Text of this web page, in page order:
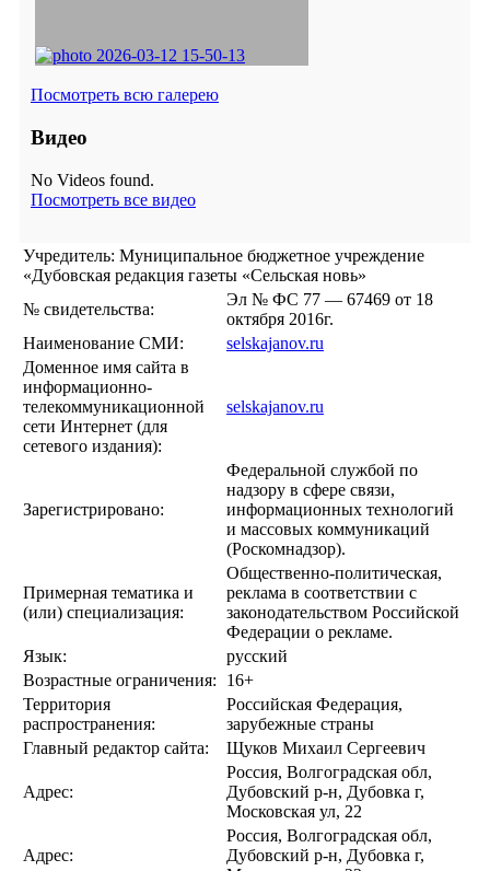
Посмотреть всю галерею
Видео
No Videos found.
Посмотреть все видео
Учредитель: Муниципальное бюджетное учреждение
«Дубовская редакция газеты «Сельская новь»
№ свидетельства:
Эл № ФС 77 — 67469 от 18
октября 2016г.
Наименование СМИ:
selskajanov.ru
Доменное имя сайта в
информационно-
телекоммуникационной
сети Интернет (для
сетевого издания):
selskajanov.ru
Зарегистрировано:
Федеральной службой по
надзору в сфере связи,
информационных технологий
и массовых коммуникаций
(Роскомнадзор).
Примерная тематика и
(или) специализация:
Общественно-политическая,
реклама в соответствии с
законодательством Российской
Федерации о рекламе.
Язык:
русский
Возрастные ограничения:
16+
Территория
распространения:
Российская Федерация,
зарубежные страны
Главный редактор сайта:
Щуков Михаил Сергеевич
Адрес:
Россия, Волгоградская обл,
Дубовский р-н, Дубовка г,
Московская ул, 22
Адрес:
Россия, Волгоградская обл,
Дубовский р-н, Дубовка г,